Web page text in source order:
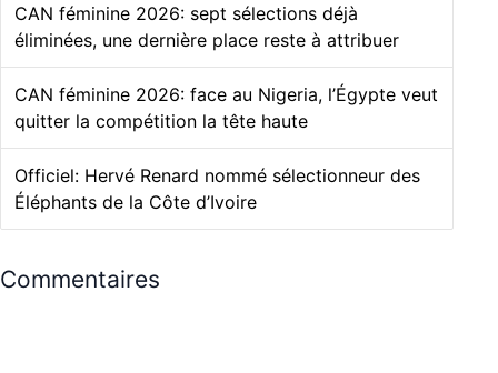
CAN féminine 2026: sept sélections déjà
éliminées, une dernière place reste à attribuer
CAN féminine 2026: face au Nigeria, l’Égypte veut
quitter la compétition la tête haute
Officiel: Hervé Renard nommé sélectionneur des
Éléphants de la Côte d’Ivoire
Commentaires